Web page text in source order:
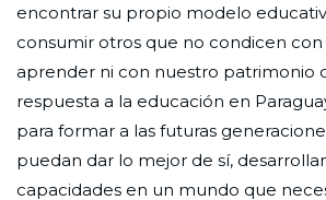
encontrar su propio modelo
consumir otros que no condicen
aprender ni con nuestro patrimonio
respuesta a la educación en
para formar a las futuras
puedan dar lo mejor de sí,
capacidades en un mundo que